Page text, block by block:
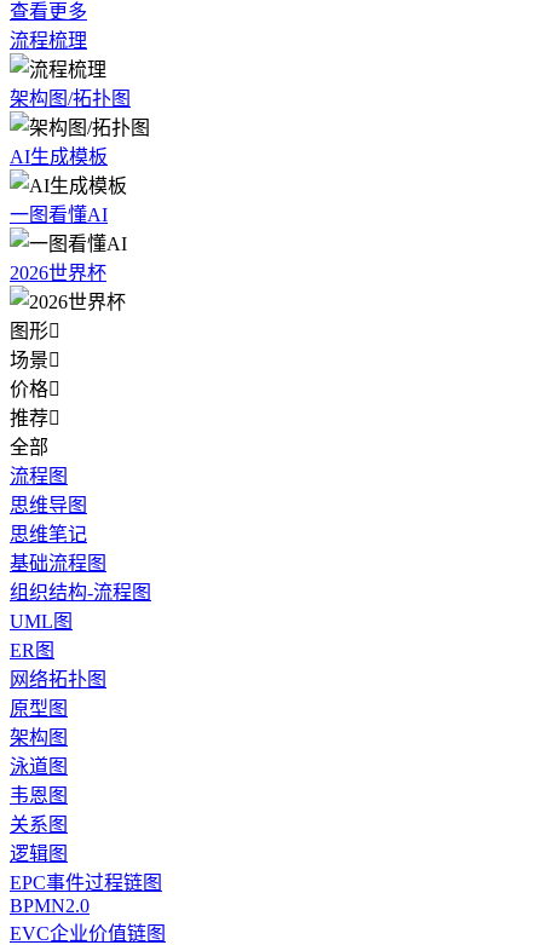
查看更多
流程梳理
架构图/拓扑图
AI生成模板
一图看懂AI
2026世界杯
图形
场景
价格
推荐
全部
流程图
思维导图
思维笔记
基础流程图
组织结构-流程图
UML图
ER图
网络拓扑图
原型图
架构图
泳道图
韦恩图
关系图
逻辑图
EPC事件过程链图
BPMN2.0
EVC企业价值链图